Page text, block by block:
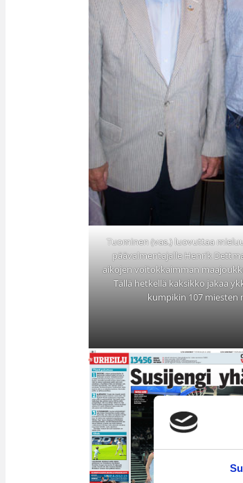
Tuominen (vas.) luovuttaa
päävalmentajalle Henrik
aikojen voitokkaimman
Tällä hetkellä kaksikko jakaa
kumpikin 107 miesten